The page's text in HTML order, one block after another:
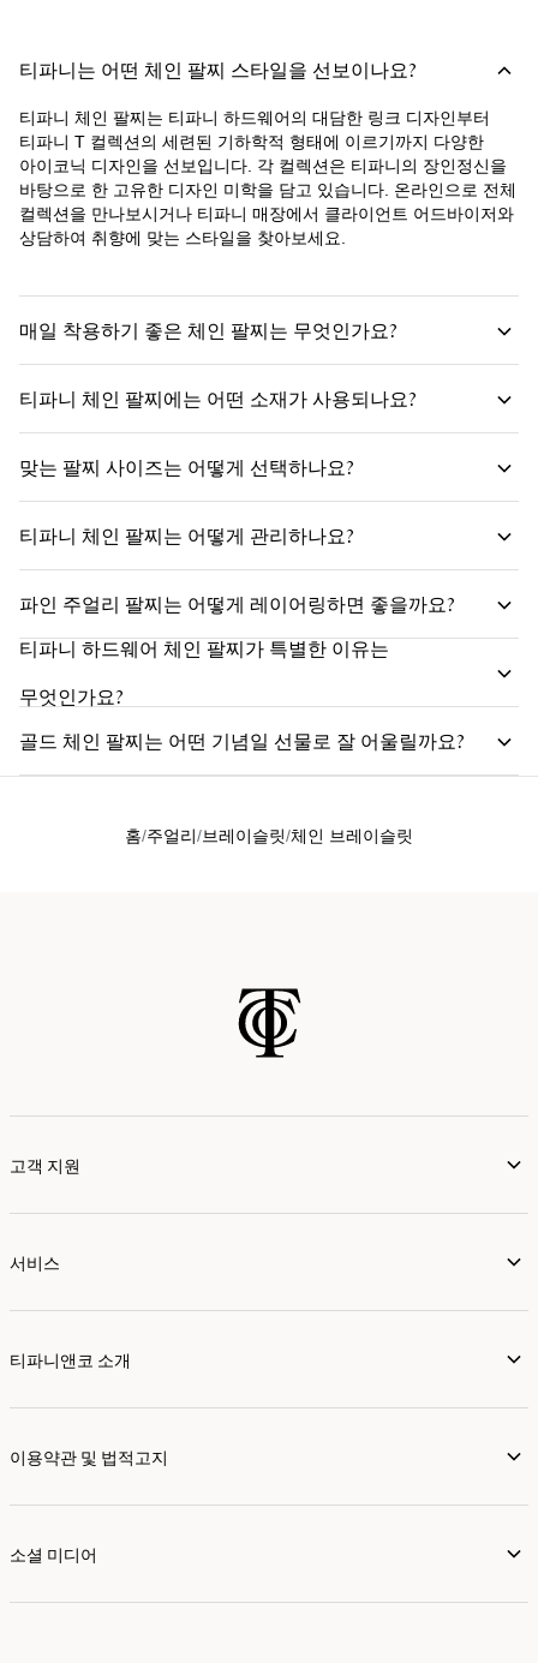
티파니는 어떤 체인 팔찌 스타일을 선보이나요?
티파니 체인 팔찌는 티파니 하드웨어의 대담한 링크 디자인부터
티파니 T 컬렉션의 세련된 기하학적 형태에 이르기까지 다양한
아이코닉 디자인을 선보입니다. 각 컬렉션은 티파니의 장인정신을
바탕으로 한 고유한 디자인 미학을 담고 있습니다. 온라인으로 전체
컬렉션을 만나보시거나 티파니 매장에서 클라이언트 어드바이저와
상담하여 취향에 맞는 스타일을 찾아보세요.
매일 착용하기 좋은 체인 팔찌는 무엇인가요?
티파니 체인 팔찌에는 어떤 소재가 사용되나요?
맞는 팔찌 사이즈는 어떻게 선택하나요?
티파니 체인 팔찌는 어떻게 관리하나요?
파인 주얼리 팔찌는 어떻게 레이어링하면 좋을까요?
티파니 하드웨어 체인 팔찌가 특별한 이유는
무엇인가요?
골드 체인 팔찌는 어떤 기념일 선물로 잘 어울릴까요?
홈 주얼리 브레이슬릿 체인 브레이슬릿
고객 지원
서비스
티파니앤코 소개
이용약관 및 법적고지
소셜 미디어